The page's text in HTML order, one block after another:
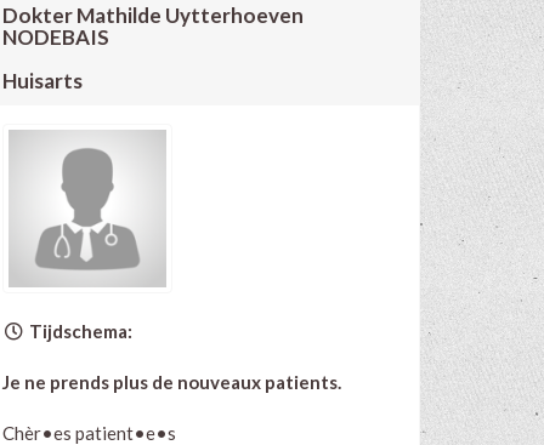
Dokter Mathilde Uytterhoeven
NODEBAIS
Huisarts
Tijdschema:
Je ne prends plus de nouveaux patients.
Chèr•es patient•e•s